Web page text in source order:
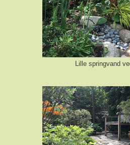
Lille springvand